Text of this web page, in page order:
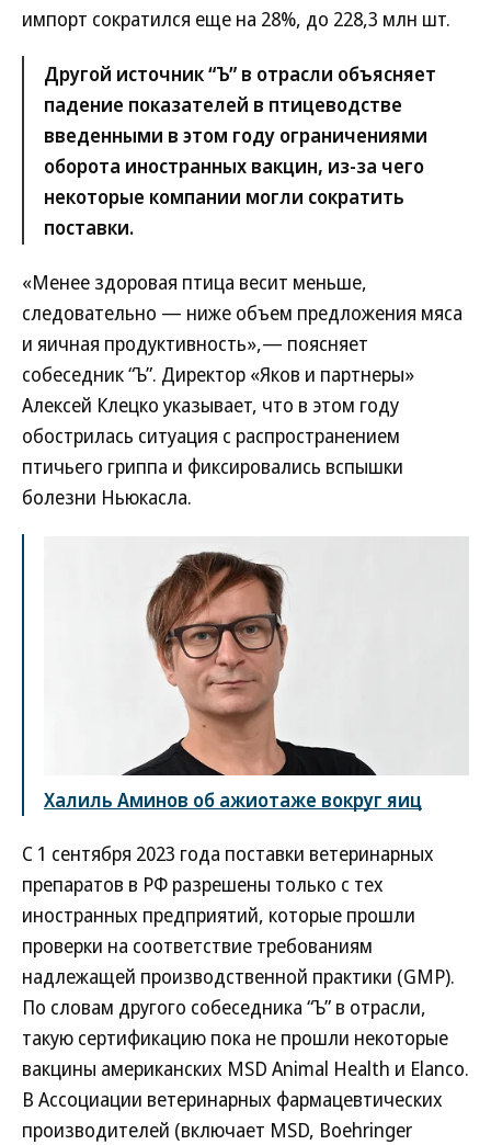
импорт сократился еще на 28%, до 228,3 млн шт.
Другой источник “Ъ” в отрасли объясняет
падение показателей в птицеводстве
введенными в этом году ограничениями
оборота иностранных вакцин, из-за чего
некоторые компании могли сократить
поставки.
«Менее здоровая птица весит меньше,
следовательно — ниже объем предложения мяса
и яичная продуктивность»,— поясняет
собеседник “Ъ”. Директор «Яков и партнеры»
Алексей Клецко указывает, что в этом году
обострилась ситуация с распространением
птичьего гриппа и фиксировались вспышки
болезни Ньюкасла.
Халиль Аминов об ажиотаже вокруг яиц
С 1 сентября 2023 года поставки ветеринарных
препаратов в РФ разрешены только с тех
иностранных предприятий, которые прошли
проверки на соответствие требованиям
надлежащей производственной практики (GMP).
По словам другого собеседника “Ъ” в отрасли,
такую сертификацию пока не прошли некоторые
вакцины американских MSD Animal Health и Elanco.
В Ассоциации ветеринарных фармацевтических
производителей (включает MSD, Boehringer